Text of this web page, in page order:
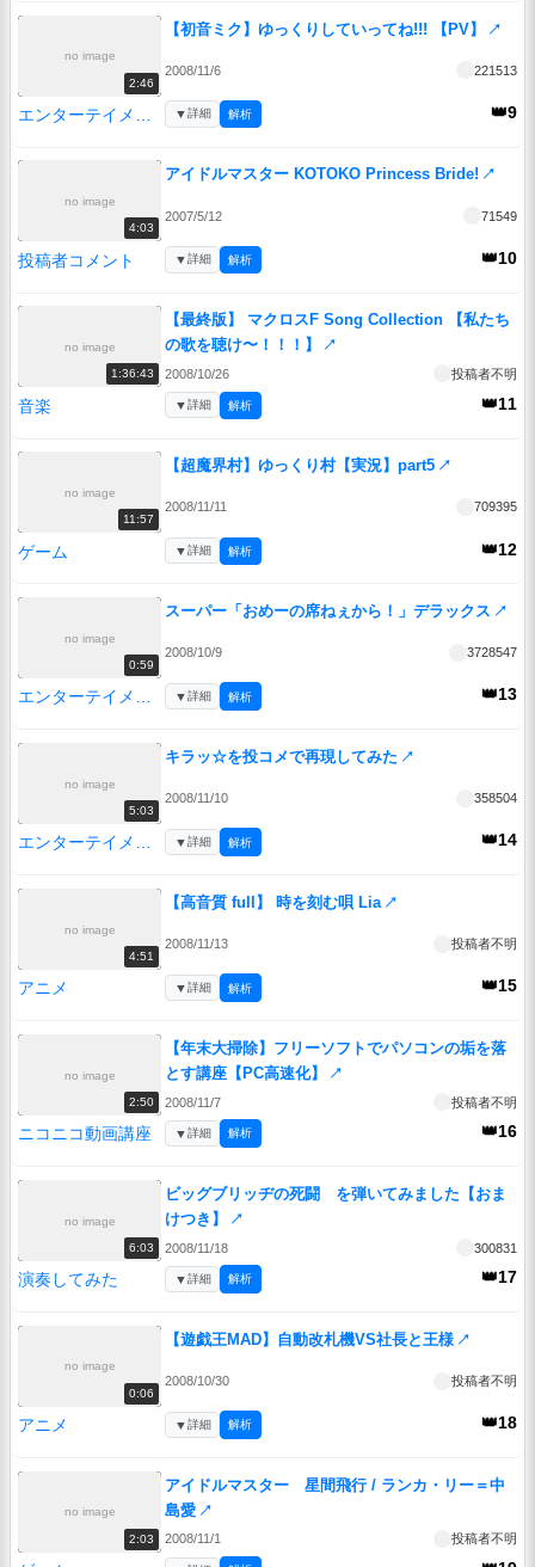
no image
2:46
【初音ミク】ゆっくりしていってね!!! 【PV】 ↗
2008/11/6 221513
👑9
▼詳細 解析
no image
4:03
アイドルマスター KOTOKO Princess Bride! ↗
2007/5/12 71549
投稿者コメント 👑10
▼詳細 解析
no image
1:36:43
【最終版】 マクロスF Song Collection 【私たち
の歌を聴け〜！！！】
↗
2008/10/26 投稿者不明
音楽 👑11
▼詳細 解析
no image
11:57
【超魔界村】ゆっくり村【実況】part5 ↗
2008/11/11 709395
ゲーム 👑12
▼詳細 解析
no image
0:59
スーパー「おめーの席ねぇから！」デラックス ↗
2008/10/9 3728547
エンターテイメント 👑13
▼詳細 解析
no image
5:03
キラッ☆を投コメで再現してみた ↗
2008/11/10 358504
エンターテイメント 👑14
▼詳細 解析
no image
4:51
【高音質 full】 時を刻む唄 Lia ↗
2008/11/13 投稿者不明
アニメ 👑15
▼詳細 解析
no image
2:50
【年末大掃除】フリーソフトでパソコンの垢を落
とす講座【PC高速化】
↗
2008/11/7 投稿者不明
ニコニコ動画講座 👑16
▼詳細 解析
no image
6:03
ビッグブリッヂの死闘 を弾いてみました【おま
けつき】
↗
2008/11/18 300831
演奏してみた 👑17
▼詳細 解析
no image
0:06
【遊戯王MAD】自動改札機VS社長と王様 ↗
2008/10/30 投稿者不明
アニメ 👑18
▼詳細 解析
no image
2:03
アイドルマスター 星間飛行 / ランカ・リー＝中
島愛 ↗
2008/11/1 投稿者不明